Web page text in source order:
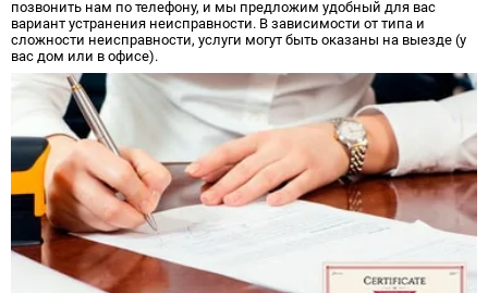
позвонить нам по телефону, и мы предложим удобный для вас
вариант устранения неисправности. В зависимости от типа и
сложности неисправности, услуги могут быть оказаны на выезде (у
вас дом или в офисе).